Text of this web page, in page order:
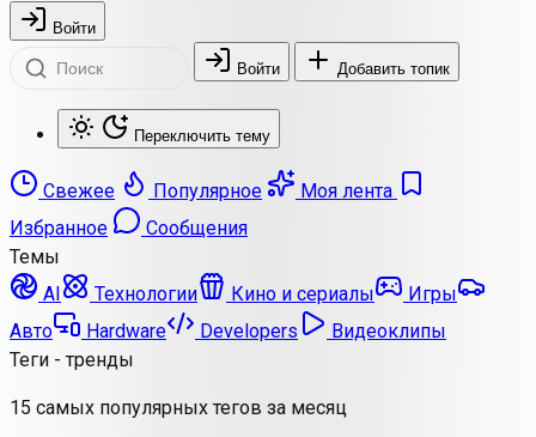
Войти
Войти Добавить топик
Переключить тему
Свежее Популярное
Моя лента
Избранное
Сообщения
Темы
AI
Технологии Кино и сериалы
Игры
Авто
Hardware Developers
Видеоклипы
Теги - тренды
15 самых популярных тегов за месяц